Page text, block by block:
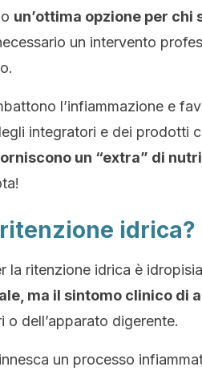
un’ottima opzione per
un intervento
l’infiammazione e
integratori e dei prodotti
un “extra” di
ritenzione idrica?
la ritenzione idrica è
ma il sintomo clinico di
o dell’apparato digerente.
un processo